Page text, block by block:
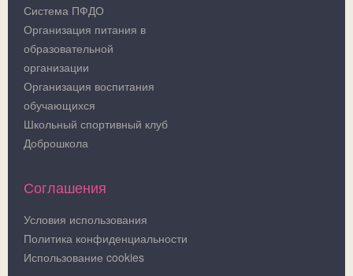
Система ПФДО
Организация питания в
образовательной
организации
Организация воспитания
обучающихся
Школьный спортивный клуб
Доброшкола
Соглашения
Условия использования
Политика конфиденциальности
Использование cookies